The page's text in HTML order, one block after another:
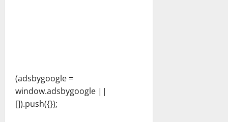
(adsbygoogle =
window.adsbygoogle ||
[]).push({});